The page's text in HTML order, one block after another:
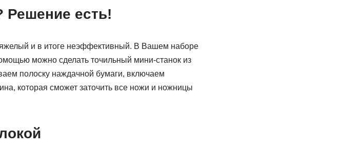
Решение есть!
и в итоге неэффективный. В Вашем наборе
можно сделать точильный мини-станок из
полоску наждачной бумаги, включаем
которая сможет заточить все ножи и ножницы